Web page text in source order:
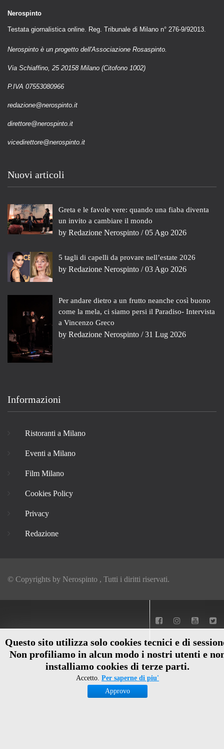
Questo sito utilizza solo cookies tecnici e di
Non profiliamo in alcun modo i nostri utenti e
installiamo cookies di terze parti.
Accetto. Per saperne di piu'
Approvo
Nerospinto
Testata giornalistica online. Reg. Tribunale di Milano n° 276-9/92013.
Nerospinto è un progetto dell'Associazione Rosaspinto.
Via Schiaffino, 25 20158 Milano (Citofono 1002)
P.IVA 07553080966
redazione@nerospinto.it
direttore@nerospinto.it
vicedirettore@nerospinto.it
Nuovi articoli
Greta e le favole vere: quando una fiaba diventa
un invito a cambiare il mondo
by Redazione Nerospinto / 05 Ago 2026
5 tagli di capelli da provare nell’estate 2026
by Redazione Nerospinto / 03 Ago 2026
Per andare dietro a un frutto neanche così buono
come la mela, ci siamo persi il Paradiso- Intervista
a Vincenzo Greco
by Redazione Nerospinto / 31 Lug 2026
Informazioni
Ristoranti a Milano
Eventi a Milano
Film Milano
Cookies Policy
Privacy
Redazione
© Copyrights by Nerospinto , Tutti i diritti riservati.